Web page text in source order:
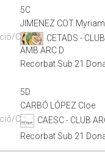
5C
JIMENEZ COT Myriam
CETADS -
AMB ARC D
Recorbat Sub 21
5D
CARBÓ LÓPEZ Cloe
CAESC - CLUB
Recorbat Sub 21